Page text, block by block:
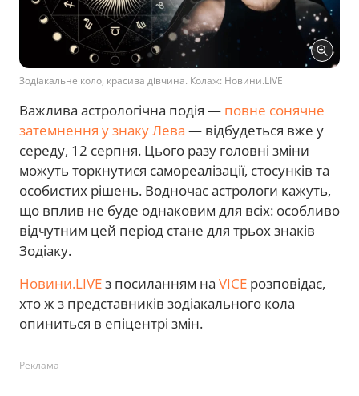
Зодіакальне коло, красива дівчина. Колаж: Новини.LIVE
Важлива астрологічна подія — повне сонячне
затемнення у знаку Лева — відбудеться вже у
середу, 12 серпня. Цього разу головні зміни
можуть торкнутися самореалізації, стосунків та
особистих рішень. Водночас астрологи кажуть,
що вплив не буде однаковим для всіх: особливо
відчутним цей період стане для трьох знаків
Зодіаку.
Новини.LIVEз посиланням на VICE розповідає,
хто ж з представників зодіакального кола
опиниться в епіцентрі змін.
Реклама